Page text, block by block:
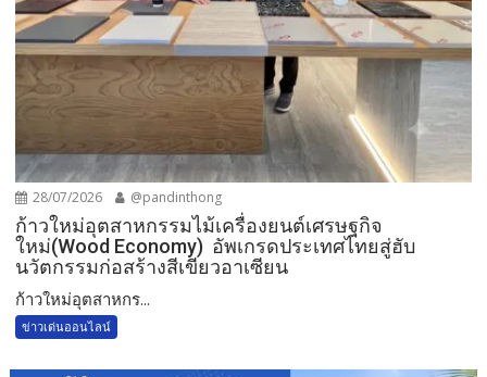
28/07/2026 @pandinthong
ก้าวใหม่อุตสาหกรรมไม้เครื่องยนต์เศรษฐกิจ
ใหม่(Wood Economy) อัพเกรดประเทศไทยสู่ฮับ
นวัตกรรมก่อสร้างสีเขียวอาเซียน
ก้าวใหม่อุตสาหกร...
ข่าวเด่นออนไลน์